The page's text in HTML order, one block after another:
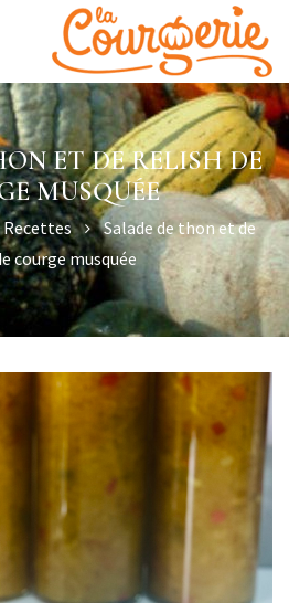
ET DE RELISH DE
MUSQUÉE
Recettes
Salade de thon et de
courge musquée